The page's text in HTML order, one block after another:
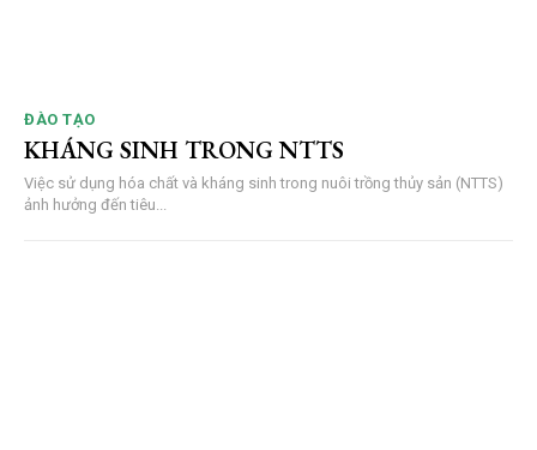
ĐÀO TẠO
KHÁNG SINH TRONG NTTS
Việc sử dụng hóa chất và kháng sinh trong nuôi trồng thủy sản (NTTS)
ảnh hưởng đến tiêu...